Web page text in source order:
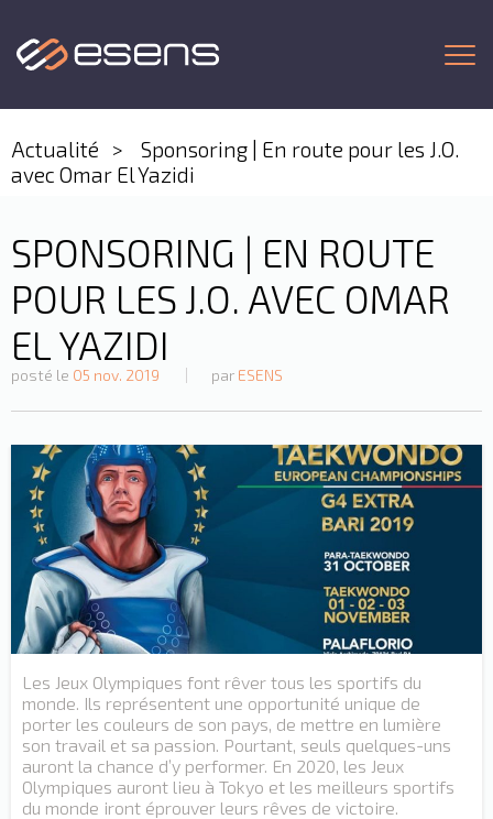
Actualité
Sponsoring | En route pour les J.O.
avec Omar El Yazidi
SPONSORING | EN ROUTE
POUR LES J.O. AVEC OMAR
EL YAZIDI
posté le 05 nov. 2019 par ESENS
Les Jeux Olympiques font rêver tous les sportifs du
monde. Ils représentent une opportunité unique de
porter les couleurs de son pays, de mettre en lumière
son travail et sa passion. Pourtant, seuls quelques-uns
auront la chance d’y performer. En 2020, les Jeux
Olympiques auront lieu à Tokyo et les meilleurs sportifs
du monde iront éprouver leurs rêves de victoire.